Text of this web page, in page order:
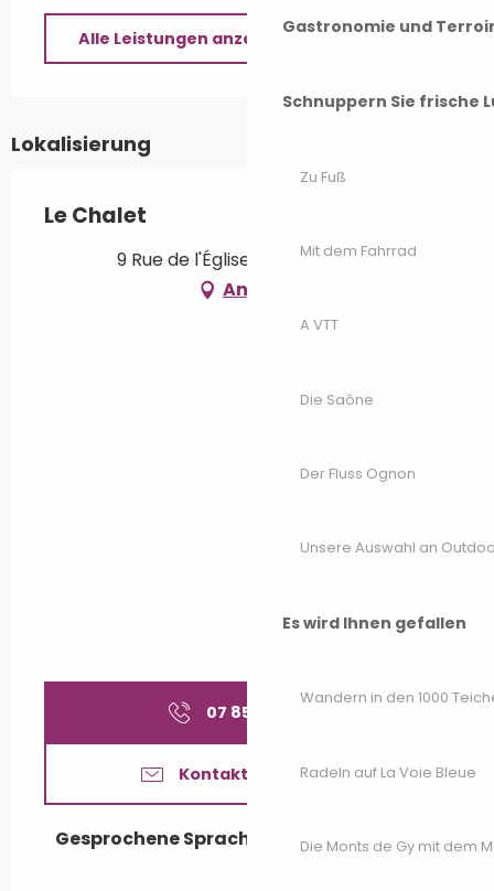
Gastronomie und
Schnuppern Sie frische
Zu Fuß
Mit dem Fahrrad
A VTT
Die Saône
Der Fluss Ognon
Unsere Auswahl an
Es wird Ihnen gefallen
Wandern in den 1000
Radeln auf La Voie Bleue
Die Monts de Gy mit dem
Alle Leistungen anzeigen
Lokalisierung
Le Chalet
9 Rue de l'Église, 70500 Barges
Anfahrt
07 85 85 34
Kontaktieren Sie uns
Gesprochene Sprachen
Gesprochene Sprachen